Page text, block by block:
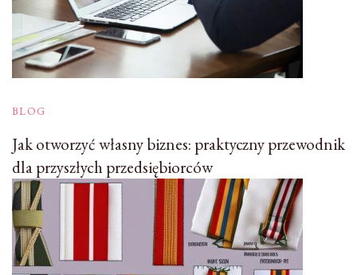
BLOG
Jak otworzyć własny biznes: praktyczny przewodnik
dla przyszłych przedsiębiorców